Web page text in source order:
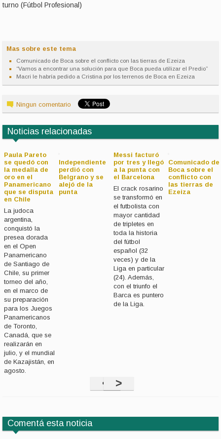
turno (Fútbol Profesional)
Mas sobre este tema
Comunicado de Boca sobre el conflicto con las tierras de Ezeiza
“Vamos a encontrar una solución para que Boca pueda utilizar el Predio”
Macri le habría pedido a Cristina por los terrenos de Boca en Ezeiza
Ningun comentario
Noticias relacionadas
Paula Pareto
se quedó con
la medalla de
oro en el
Panamericano
que se disputa
en Chile
La judoca
argentina,
conquistó la
presea dorada
en el Open
Panamericano
de Santiago de
Chile, su primer
torneo del año,
en el marco de
su preparación
para los Juegos
Panamericanos
de Toronto,
Canadá, que se
realizarán en
julio, y el mundial
de Kazajistán, en
agosto.
Independiente
perdió con
Belgrano y se
alejó de la
punta
Messi facturó
por tres y llegó
a la punta con
el Barcelona
El crack rosarino
se transformó en
el futbolista con
mayor cantidad
de tripletes en
toda la historia
del fútbol
español (32
veces) y de la
Liga en particular
(24). Además,
con el triunfo el
Barca es puntero
de la Liga.
Comunicado de
Boca sobre el
conflicto con
las tierras de
Ezeiza
< >
Comentá esta noticia